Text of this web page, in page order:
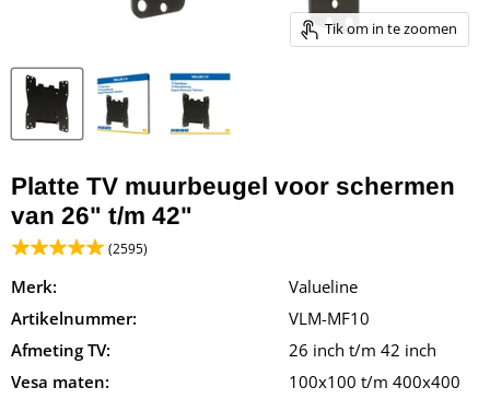
Tik om in te zoomen
Platte TV muurbeugel voor schermen
van 26" t/m 42"
(2595)
Merk:
Valueline
Artikelnummer:
VLM-MF10
Afmeting TV:
26 inch t/m 42 inch
Vesa maten:
100x100 t/m 400x400